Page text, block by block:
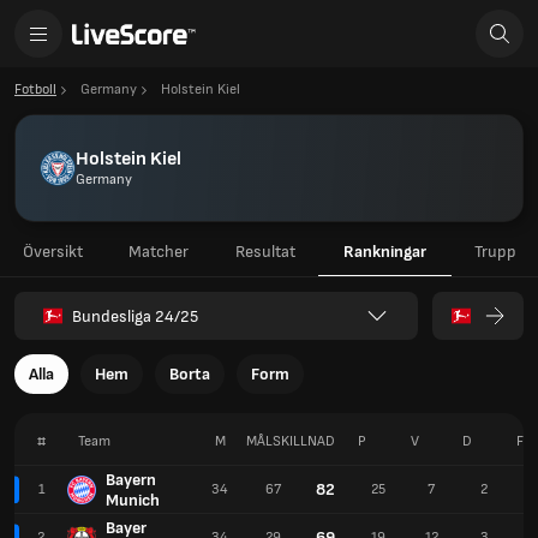
Fotboll Germany Holstein Kiel
Holstein Kiel
Germany
Översikt Matcher Resultat Rankningar Trupp
Bundesliga 24/25
Alla Hem Borta Form
# Team
1
Bayern
Munich
Bayer
M MÅLSKILLNAD P V D F
34 67 82 25 7 2